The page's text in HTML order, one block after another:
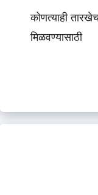
कोणत्याही
मिळवण्यासाठी